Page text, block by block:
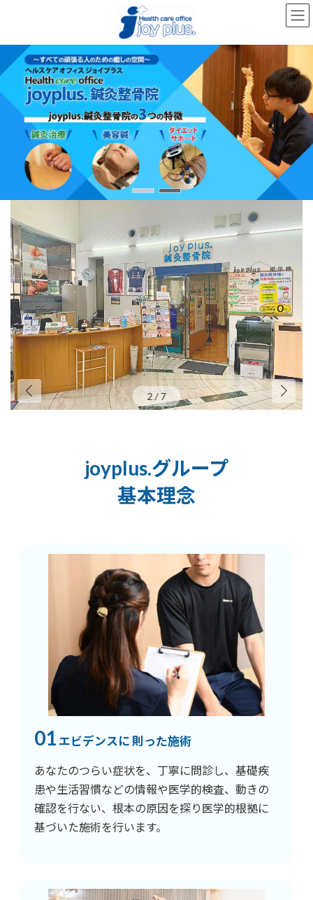
ン
へ
ス
キ
ー
ョ
ン
に
ラ
イ
ダ
ー
ア
イ
テ
ム
リ
ン
ク
ラ
イ
ダ
ー
ア
イ
テ
ム
リ
ン
ク
ラ
イ
ダ
ー
ア
イ
テ
ム
リ
ン
ク
3/7
joyplus.グループ
基本理念
01 エビデンスに 則った施術
あなたのつらい症状を、丁寧に問診し、基礎疾
患や生活習慣などの情報や医学的検査、動きの
確認を行ない、根本の原因を探り医学的根拠に
基づいた施術を行います。